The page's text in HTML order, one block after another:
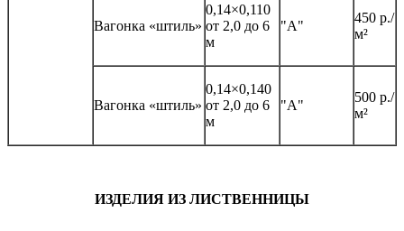
Вагонка «штиль»
0,14×0,110
от 2,0 до 6
м
"А"
450 р./
м²
Вагонка «штиль»
0,14×0,140
от 2,0 до 6
м
"А"
500 р./
м²
ИЗДЕЛИЯ ИЗ ЛИСТВЕННИЦЫ